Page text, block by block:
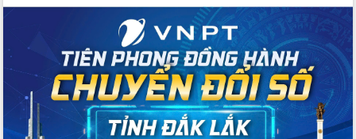
Tập trung triển khai quyết liệt, đồng bộ
các giải pháp nhằm thực hiện hiệu quả
các nhiệm vụ đề ra năm 2025
Phát huy vai trò của người có uy tín
trong phòng chống tảo hôn và hôn
nhân cận huyết thống
Nông sản Tây Nguyên thu hút doanh
nghiệp nước ngoài